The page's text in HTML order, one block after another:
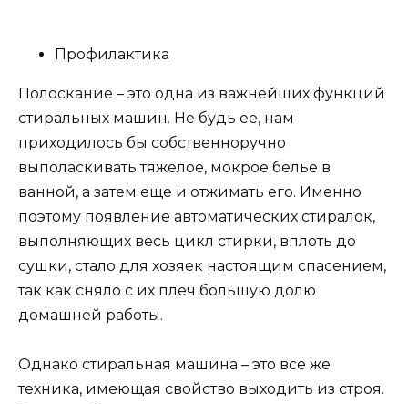
Профилактика
Полоскание – это одна из важнейших функций
стиральных машин. Не будь ее, нам
приходилось бы собственноручно
выполаскивать тяжелое, мокрое белье в
ванной, а затем еще и отжимать его. Именно
поэтому появление автоматических стиралок,
выполняющих весь цикл стирки, вплоть до
сушки, стало для хозяек настоящим спасением,
так как сняло с их плеч большую долю
домашней работы.
Однако стиральная машина – это все же
техника, имеющая свойство выходить из строя.